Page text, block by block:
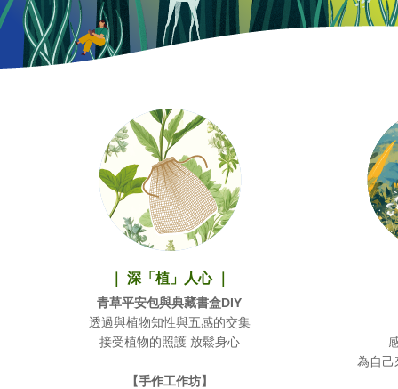
｜ 深「植」人心 ｜
青草平安包與典藏書盒DIY
透過與植物知性與五感的交集
接受植物的照護 放鬆身心
【手作工作坊】
為自己